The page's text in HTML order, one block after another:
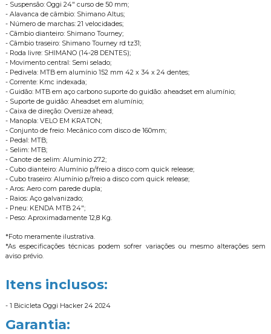
- Suspensão: Oggi 24" curso de 50 mm;
- Alavanca de câmbio: Shimano Altus;
- Número de marchas: 21 velocidades;
- Câmbio dianteiro: Shimano Tourney;
- Câmbio traseiro: Shimano Tourney rd tz31;
- Roda livre: SHIMANO (14-28 DENTES);
- Movimento central: Semi selado;
- Pedivela: MTB em alumínio 152 mm 42 x 34 x 24 dentes;
- Corrente: Kmc indexada;
- Guidão: MTB em aço carbono suporte do guidão: aheadset em alumínio;
- Suporte de guidão: Aheadset em alumínio;
- Caixa de direção: Oversize ahead;
- Manopla: VELO EM KRATON;
- Conjunto de freio: Mecânico com disco de 160mm;
- Pedal: MTB;
- Selim: MTB;
- Canote de selim: Alumínio 27.2;
- Cubo dianteiro: Alumínio p/freio a disco com quick release;
- Cubo traseiro: Alumínio p/freio a disco com quick release;
- Aros: Aero com parede dupla;
- Raios: Aço galvanizado;
- Pneu: KENDA MTB 24";
- Peso: Aproximadamente 12,8 Kg.
*Foto meramente ilustrativa.
*As especificações técnicas podem sofrer variações ou mesmo alterações sem
aviso prévio.
Itens inclusos:
- 1 Bicicleta Oggi Hacker 24 2024
Garantia: